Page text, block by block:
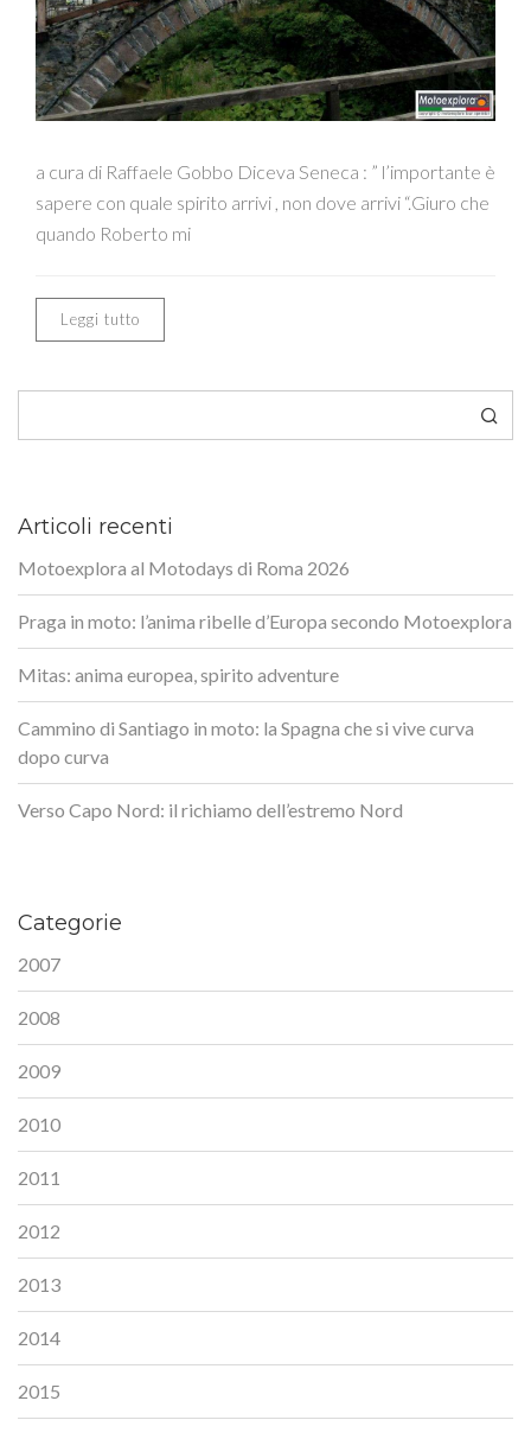
a cura di Raffaele Gobbo Diceva Seneca : ” l’importante è
sapere con quale spirito arrivi , non dove arrivi “.Giuro che
quando Roberto mi
Leggi tutto
Articoli recenti
Motoexplora al Motodays di Roma 2026
Praga in moto: l’anima ribelle d’Europa secondo Motoexplora
Mitas: anima europea, spirito adventure
Cammino di Santiago in moto: la Spagna che si vive curva
dopo curva
Verso Capo Nord: il richiamo dell’estremo Nord
Categorie
2007
2008
2009
2010
2011
2012
2013
2014
2015